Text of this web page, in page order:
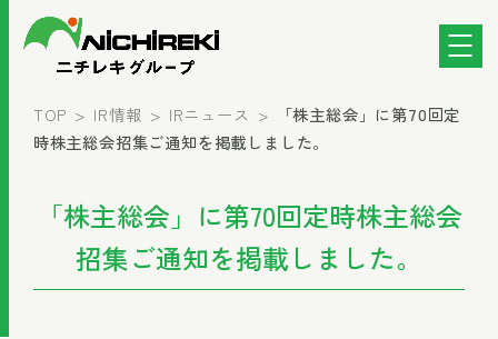
TOP IR情報 IRニュース
「株主総会」に第70回定
時株主総会招集ご通知を掲載しました。
「株主総会」に第70回定時株主総会
招集ご通知を掲載しました。